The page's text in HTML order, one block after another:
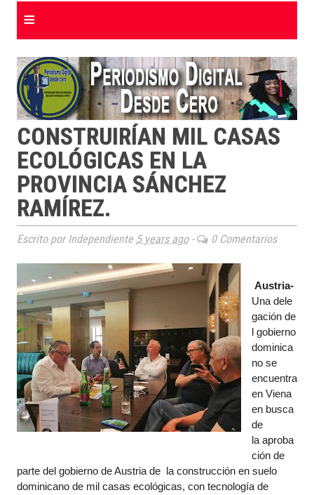
≡
CONSTRUIRÍAN MIL CASAS
ECOLÓGICAS EN LA
PROVINCIA SÁNCHEZ
RAMÍREZ.
Escrito por Independiente 5 years ago- 0 Comentarios
Austria-
Una dele
gación de
l gobierno
dominica
no se
encuentra
en Viena
en busca
de
la aproba
ción de
parte del gobierno de Austria de la construcción en suelo
dominicano de mil casas ecológicas, con tecnología de